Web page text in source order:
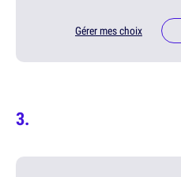
Gérer mes choix